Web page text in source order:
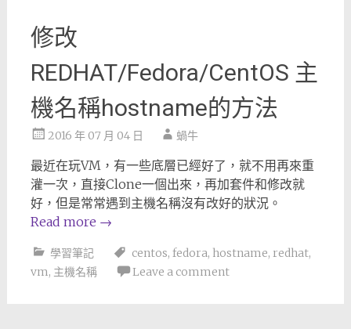
修改
REDHAT/Fedora/CentOS 主
機名稱hostname的方法
2016 年 07 月 04 日 蝸牛
最近在玩VM，有一些底層已經好了，就不用再來重
灌一次，直接Clone一個出來，再加套件和修改就
好，但是常常遇到主機名稱沒有改好的狀況。
Read more →
學習筆記 centos, fedora, hostname, redhat,
vm, 主機名稱 Leave a comment